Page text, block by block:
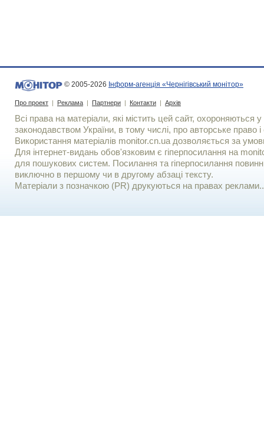
© 2005-2026 Інформ-агенція «Чернігівський монітор»
Про проект | Реклама | Партнери | Контакти | Архів
Всі права на матеріали, які містить цей сайт, охороняються у
законодавством України, в тому числі, про авторське право і
Використання матерiалiв monitor.cn.ua дозволяється за
Для iнтернет-видань обов'язковим є гiперпосилання на
для пошукових систем. Посилання та гіперпосилання
виключно в першому чи в другому абзаці тексту.
Матеріали з позначкою (PR) друкуються на правах реклами..